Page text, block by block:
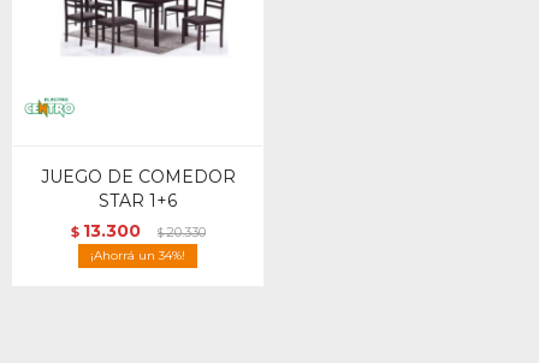
JUEGO DE COMEDOR
STAR 1+6
$ 13.300 $20.330
34